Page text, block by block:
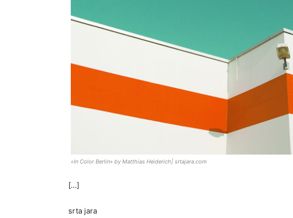
«In Color Berlin» by Matthias Heiderich| srtajara.com
[…]
srta jara